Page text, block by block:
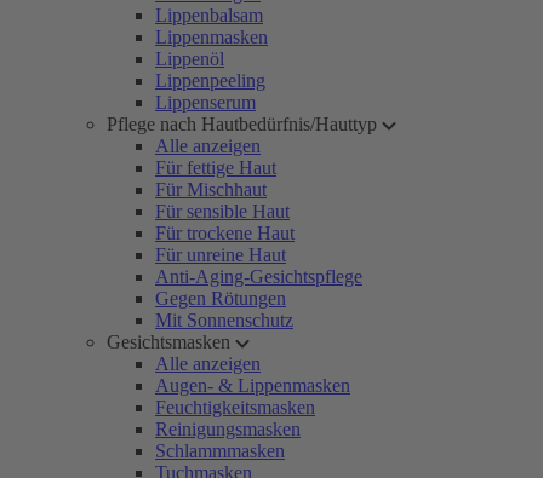
Lippenbalsam
Lippenmasken
Lippenöl
Lippenpeeling
Lippenserum
Pflege nach Hautbedürfnis/Hauttyp
Alle anzeigen
Für fettige Haut
Für Mischhaut
Für sensible Haut
Für trockene Haut
Für unreine Haut
Anti-Aging-Gesichtspflege
Gegen Rötungen
Mit Sonnenschutz
Gesichtsmasken
Alle anzeigen
Augen- & Lippenmasken
Feuchtigkeitsmasken
Reinigungsmasken
Schlammmasken
Tuchmasken